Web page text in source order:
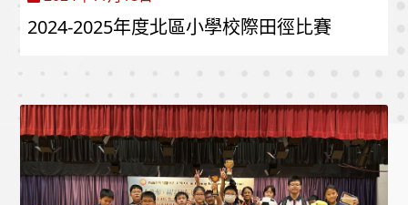
2024-2025年度北區小學校際田徑比賽